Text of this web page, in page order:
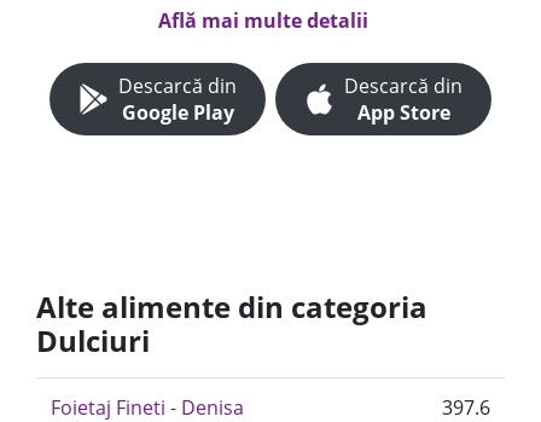
Află mai multe detalii
Descarcă din
Google Play
Descarcă din
App Store
Alte alimente din categoria
Dulciuri
Foietaj Fineti - Denisa
397.6